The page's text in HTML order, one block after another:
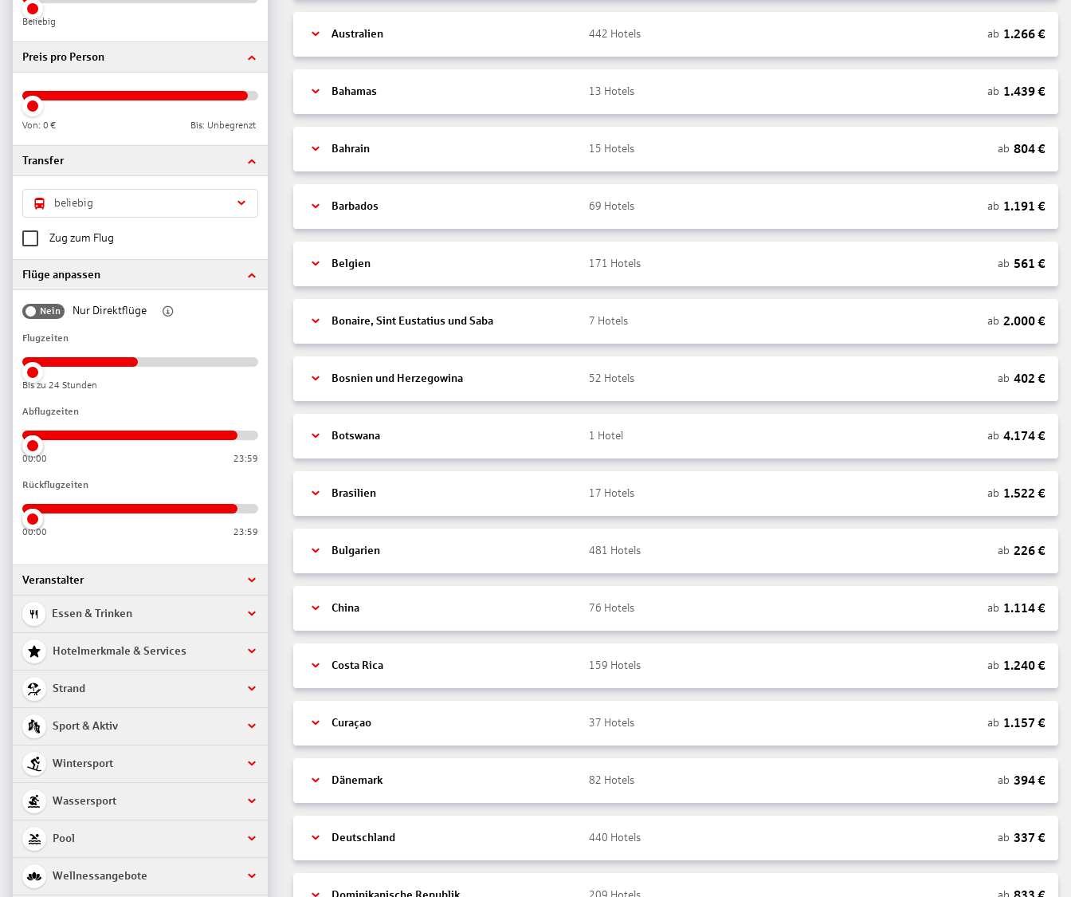
Beliebig
Preis pro Person
Von: 0 € Bis: Unbegrenzt
Transfer
beliebig
Zug zum Flug
Flüge anpassen
Nein Nur Direktflüge
Flugzeiten
Bis zu 24 Stunden
Abflugzeiten
00:00 23:59
Rückflugzeiten
00:00 23:59
Veranstalter
Essen & Trinken
Hotelmerkmale & Services
Strand
Sport & Aktiv
Wintersport
Wassersport
Pool
Wellnessangebote
Australien 442 Hotels ab 1.266€
Bahamas 13 Hotels ab 1.439€
Bahrain 15 Hotels ab 804€
Barbados 69 Hotels ab 1.191 €
Belgien 171 Hotels ab 561 €
Bonaire, Sint Eustatius und Saba 7 Hotels ab 2.000€
Bosnien und Herzegowina 52 Hotels ab 402 €
Botswana 1 Hotel ab 4.174€
Brasilien 17 Hotels ab 1.522 €
Bulgarien 481 Hotels ab 226€
China 76 Hotels ab 1.114€
Costa Rica 159 Hotels ab 1.240€
Curaçao 37 Hotels ab 1.157 €
Dänemark 82 Hotels ab 394€
Deutschland 440 Hotels ab 337 €